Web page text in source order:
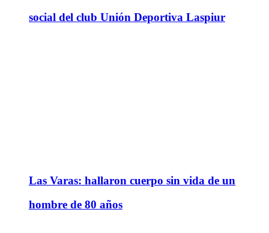
social del club Unión Deportiva Laspiur
Las Varas: hallaron cuerpo sin vida de un
hombre de 80 años